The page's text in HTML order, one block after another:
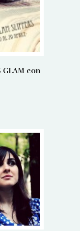
GLAM con